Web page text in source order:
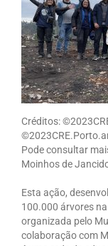
Créditos:
Pode consultar
Moinhos de
Esta ação,
100.000 árvores
organizada pelo
colaboração com